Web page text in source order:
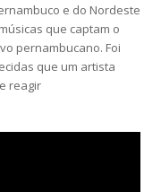
e do Nordeste
que captam o
pernambucano. Foi
que um artista
reagir